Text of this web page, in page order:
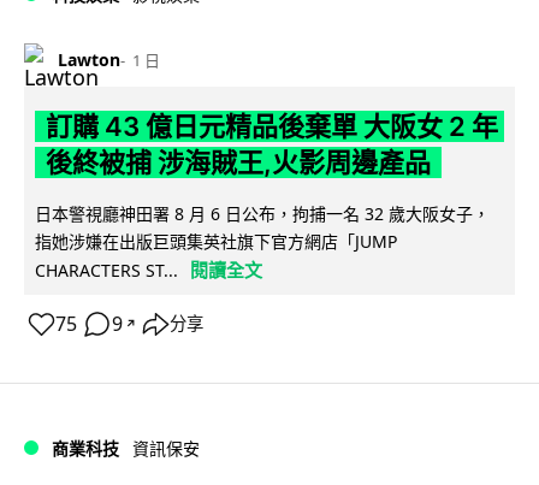
Lawton 1 日
訂購 43 億日元精品後棄單 大阪女 2 年
後終被捕 涉海賊王,火影周邊產品
日本警視廳神田署 8 月 6 日公布，拘捕一名 32 歲大阪女子，
指她涉嫌在出版巨頭集英社旗下官方網店「JUMP
CHARACTERS ST...
閱讀全文
75 9 ↗ 分享
商業科技 資訊保安